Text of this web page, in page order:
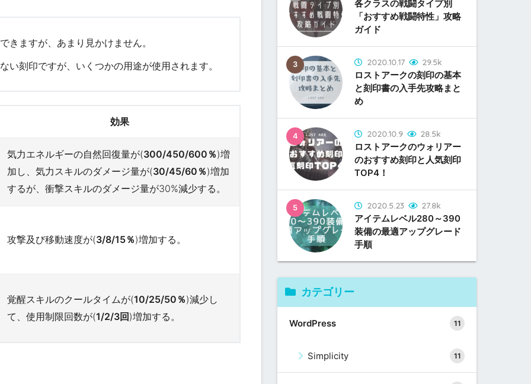
きますが、あまり見かけません。
い刻印ですが、いくつかの用途が使用されます。
効果
気力エネルギーの自然回復量が(300/450/600％)増
加し、気力スキルのダメージ量が(30/45/60％)増加
するが、衝撃スキルのダメージ量が30%減少する。
攻撃及び移動速度が(3/8/15％)増加する。
覚醒スキルのクールタイムが(10/25/50％)減少し
て、使用制限回数が(1/2/3回 )増加する。
各クラスの戦闘タイプ別
「おすすめ戦闘特性」攻略
ガイド
2020.10.17 29.5k
ロストアークの刻印の基本
と刻印書の入手先攻略まと
め
2020.10.9 28.5k
ロストアークのウォリアー
のおすすめ刻印と人気刻印
TOP4！
2020.5.23 27.8k
アイテムレベル280～390
装備の最適アップグレード
手順
2017.11.9 41
を追加してSTORK風テー
ロストアークのマジシャン
のおすすめ刻印と人気刻印
2017.11.12 10
「STORK」風テーマにカ
各クラスの戦闘タイプ別
「おすすめ戦闘特性」攻略
2020.10.25 1
コピペでOK！WordPress
テーマ「Simplicity」を
カテゴリー
WordPress 11
Simplicity 11